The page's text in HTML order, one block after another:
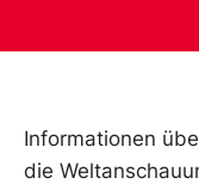
Informationen
die